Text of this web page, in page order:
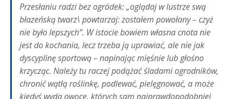
Przesłaniu radzi bez ogródek: „oglądaj w lustrze swą
błazeńską twarz\ powtarzaj: zostałem powołany – czyż
nie było lepszych”. W istocie bowiem własna cnota nie
jest do kochania, lecz trzeba ją uprawiać, ale nie jak
dyscyplinę sportową – napinając mięśnie lub głośno
krzycząc. Należy tu raczej podążać śladami ogrodników,
chronić wątłą roślinkę, podlewać, pielęgnować, a może
kiedyś wyda owoce, których sam najprawdopodobniej